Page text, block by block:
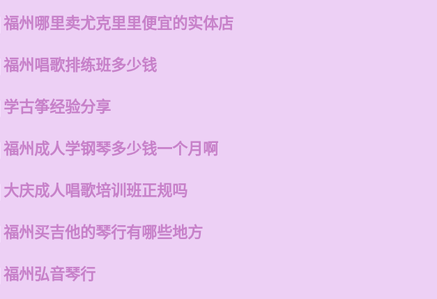
福州哪里卖尤克里里便宜的实体店
福州唱歌排练班多少钱
学古筝经验分享
福州成人学钢琴多少钱一个月啊
大庆成人唱歌培训班正规吗
福州买吉他的琴行有哪些地方
福州弘音琴行